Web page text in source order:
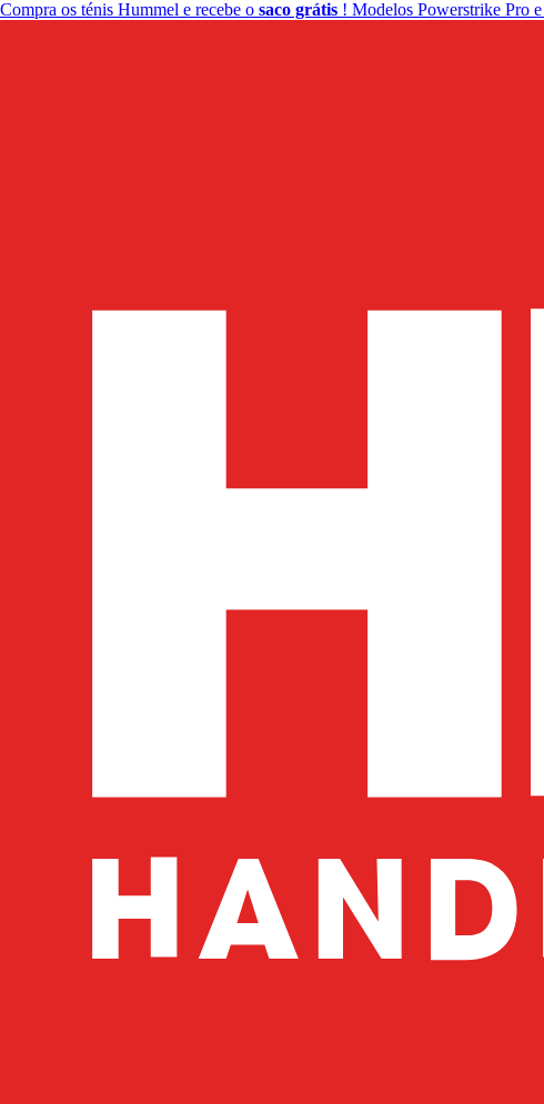
Compra os ténis Hummel e recebe o saco grátis ! Modelos Powerstrike Pro